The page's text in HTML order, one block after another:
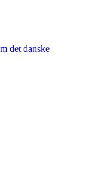
det danske